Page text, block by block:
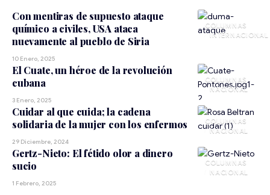
INTERNACIONAL
Con mentiras de supuesto ataque
químico a civiles, USA ataca
nuevamente al pueblo de Siria
10 Enero, 2025
NACIONAL
El Cuate, un héroe de la revolución
cubana
3 Enero, 2025
NACIONAL
Cuidar al que cuida; la cadena
solidaria de la mujer con los enfermos
29 Diciembre, 2024
NACIONAL
Gertz-Nieto: El fétido olor a dinero
sucio
1 Febrero, 2025